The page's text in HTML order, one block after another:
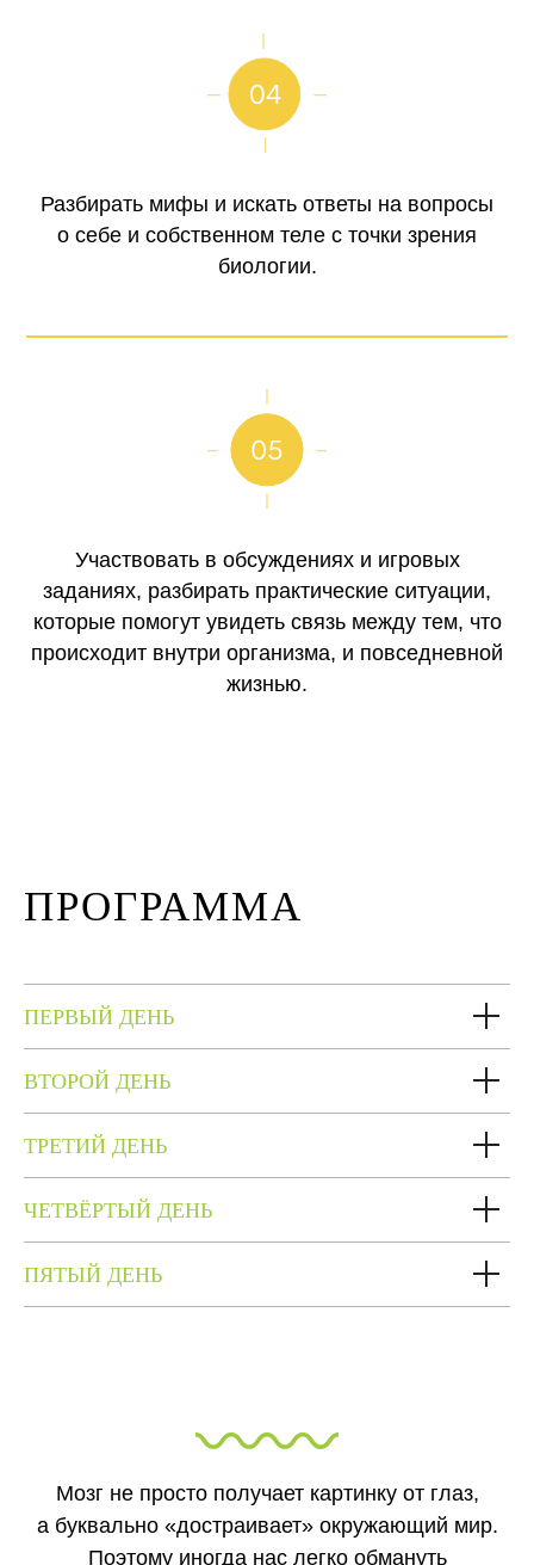
Разбирать мифы и искать ответы на вопросы
о себе и собственном теле с точки зрения
биологии.
Участвовать в обсуждениях и игровых
заданиях, разбирать практические ситуации,
которые помогут увидеть связь между тем, что
происходит внутри организма, и повседневной
жизнью.
ПРОГРАММА
ПЕРВЫЙ ДЕНЬ
ВТОРОЙ ДЕНЬ
ТРЕТИЙ ДЕНЬ
ЧЕТВЁРТЫЙ ДЕНЬ
ПЯТЫЙ ДЕНЬ
Мозг не просто получает картинку от глаз,
а буквально «достраивает» окружающий мир.
Поэтому иногда нас легко обмануть